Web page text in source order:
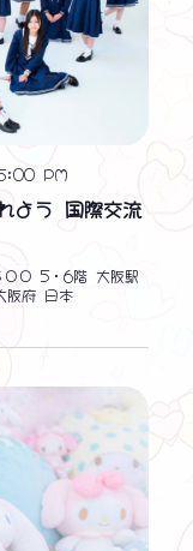
よう 国際交流
PM
００ 5・6階 大阪駅
阪府 日本